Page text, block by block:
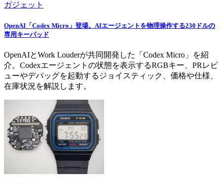
ガジェット
OpenAI「Codex Micro」登場。AIエージェントを物理操作する230ドルの
専用キーパッド
OpenAIとWork Louderが共同開発した「Codex Micro」を紹
介。Codexエージェントの状態を表示するRGBキー、PRレビ
ューやデバッグを起動するジョイスティック、価格や仕様、
在庫状況を解説します。